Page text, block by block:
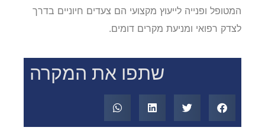
המטופל ופנייה לייעוץ מקצועי הם צעדים חיוניים בדרך
לצדק רפואי ומניעת מקרים דומים.
שתפו את המקרה